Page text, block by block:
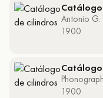
Antonio G.
1900
1900